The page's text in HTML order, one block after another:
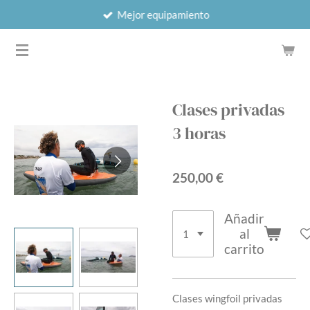
contenido
Mejor equipamiento
Clases privadas
3 horas
250,00 €
Añadir
al
carrito
Clases wingfoil privadas